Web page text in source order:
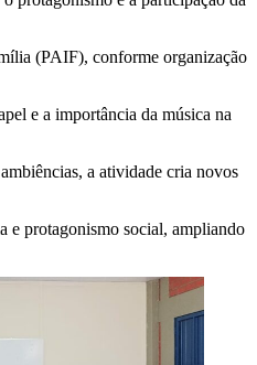
(PAIF), conforme organização
e a importância da música na
a atividade cria novos
e protagonismo social, ampliando